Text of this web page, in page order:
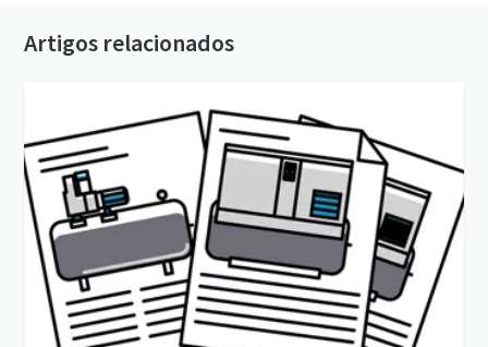
Tudo o que precisa de saber sobre o seu
procedimento de transporte pneumático
Descubra como pode criar um procedimento de transporte
pneumático mais eficiente.
Descubra mais
Artigos relacionados